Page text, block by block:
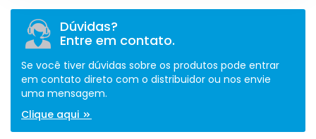
Dúvidas?
Entre em contato.
Se você tiver dúvidas sobre os produtos pode entrar
em contato direto com o distribuidor ou nos envie
uma mensagem.
Clique aqui